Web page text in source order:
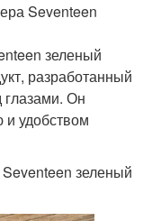
Seventeen
зеленый
разработанный
Он
и удобством
зеленый